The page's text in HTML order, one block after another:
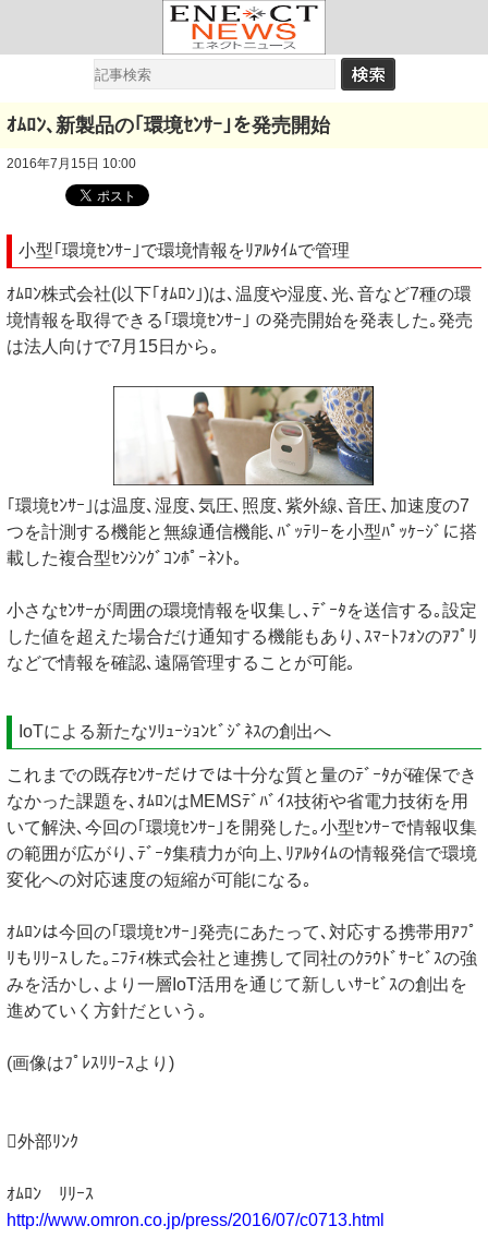
ｵﾑﾛﾝ､新製品の｢環境ｾﾝｻｰ｣を発売開始
2016年7月15日 10:00
小型｢環境ｾﾝｻｰ｣で環境情報をﾘｱﾙﾀｲﾑで管理
ｵﾑﾛﾝ株式会社(以下｢ｵﾑﾛﾝ｣)は､温度や湿度､光､音など7種の環
境情報を取得できる｢環境ｾﾝｻｰ｣ の発売開始を発表した｡発売
は法人向けで7月15日から｡
｢環境ｾﾝｻｰ｣は温度､湿度､気圧､照度､紫外線､音圧､加速度の7
つを計測する機能と無線通信機能､ﾊﾞｯﾃﾘｰを小型ﾊﾟｯｹｰｼﾞに搭
載した複合型ｾﾝｼﾝｸﾞｺﾝﾎﾟｰﾈﾝﾄ｡
小さなｾﾝｻｰが周囲の環境情報を収集し､ﾃﾞｰﾀを送信する｡設定
した値を超えた場合だけ通知する機能もあり､ｽﾏｰﾄﾌｫﾝのｱﾌﾟﾘ
などで情報を確認､遠隔管理することが可能｡
IoTによる新たなｿﾘｭｰｼｮﾝﾋﾞｼﾞﾈｽの創出へ
これまでの既存ｾﾝｻｰだけでは十分な質と量のﾃﾞｰﾀが確保でき
なかった課題を､ｵﾑﾛﾝはMEMSﾃﾞﾊﾞｲｽ技術や省電力技術を用
いて解決､今回の｢環境ｾﾝｻｰ｣を開発した｡小型ｾﾝｻｰで情報収集
の範囲が広がり､ﾃﾞｰﾀ集積力が向上､ﾘｱﾙﾀｲﾑの情報発信で環境
変化への対応速度の短縮が可能になる｡
ｵﾑﾛﾝは今回の｢環境ｾﾝｻｰ｣発売にあたって､対応する携帯用ｱﾌﾟ
ﾘもﾘﾘｰｽした｡ﾆﾌﾃｨ株式会社と連携して同社のｸﾗｳﾄﾞｻｰﾋﾞｽの強
みを活かし､より一層IoT活用を通じて新しいｻｰﾋﾞｽの創出を
進めていく方針だという｡
(画像はﾌﾟﾚｽﾘﾘｰｽより)
外部ﾘﾝｸ
ｵﾑﾛﾝ ﾘﾘｰｽ
http://www.omron.co.jp/press/2016/07/c0713.html